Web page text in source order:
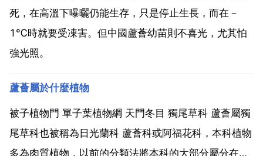
死，在高溫下曝曬仍能生存，只是停止生長，而在－
1℃時就要受凍害。但中國蘆薈幼苗則不喜光，尤其怕
強光照。
蘆薈屬於什麼植物
被子植物門 單子葉植物綱 天門冬目 獨尾草科 蘆薈屬獨
尾草科也被稱為日光蘭科 蘆薈科或阿福花科，本科植物
多為肉質植物，以前的分類法將本科的大部分屬分在百